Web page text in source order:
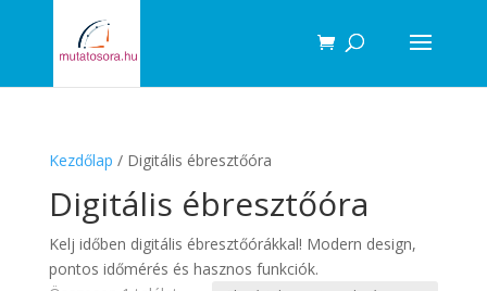
Kezdőlap / Digitális ébresztőóra
Digitális ébresztőóra
Kelj időben digitális ébresztőórákkal! Modern design,
pontos időmérés és hasznos funkciók.